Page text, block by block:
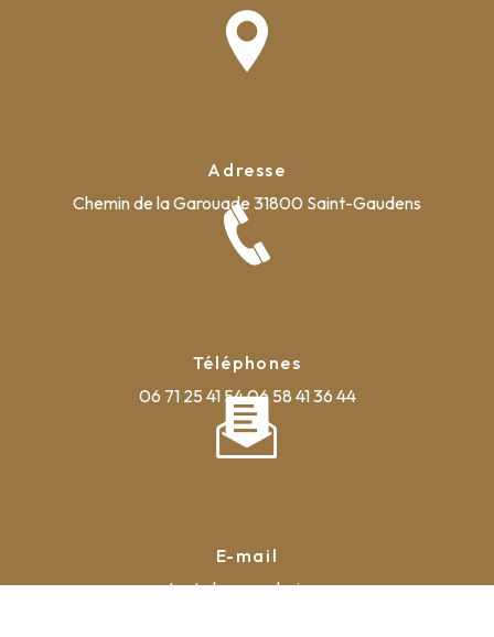
Adresse
Chemin de la Garouade 31800 Saint-Gaudens
Téléphones
06 71 25 41 5406 58 41 36 44
E-mail
contact@la-pyrauboise.com